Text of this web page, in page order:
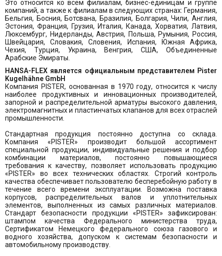
Это относится ко всем филиалам, бизнес-единицам и группе
компаний, а также к филиалам в следующих странах: Германия,
Бельгия, Босния, Ботсвана, Бразилия, Болгария, Чили, Англия,
Эстония, Франция, Грузия, Италия, Канада, Хорватия, Латвия,
Люксембург, Нидерланды, Австрия, Польша, Румыния, Россия,
Швейцария, Словакия, Словения, Испания, Южная Африка,
Чехия, Турция, Украина, Венгрия, США, Объединенные
Арабские Эмираты.
HANSA-FLEX является официальным представителем Pister
Kugelhähne GmbH
Компания PISTER, основанная в 1970 году, относится к числу
наиболее продуктивных и инновационных производителей,
запорной и распределительной арматуры высокого давления,
электромагнитных и пластинчатых клапанов для всех отраслей
промышленности.
Стандартная продукция постоянно доступна со склада.
Компания «PISTER» производит большой ассортимент
специальной продукции, индивидуальные решения и подбор
комбинации материалов, постоянно повышающиеся
требования к качеству, позволяет использовать продукцию
«PISTER» во всех технических областях. Строгий контроль
качества обеспечивает пользователю бесперебойную работу в
течение всего времени эксплуатации. Возможна поставка
корпусов, распределительных валов и уплотнительных
элементов, выполненных из самых различных материалов.
Стандарт безопасности продукции «PISTER» зафиксирован:
штампом качества Федерального министерства труда,
Сертификатом Немецкого федерального союза газового и
водного хозяйства, допуском к системам безопасности и
автомобильному производству.